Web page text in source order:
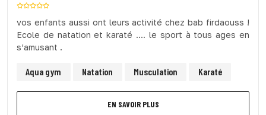
vos enfants aussi ont leurs activité chez bab firdaouss !
Ecole de natation et karaté .... le sport à tous ages en
s’amusant .
Aqua gym Natation Musculation Karaté
EN SAVOIR PLUS